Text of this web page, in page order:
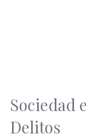
Sociedad
Delitos